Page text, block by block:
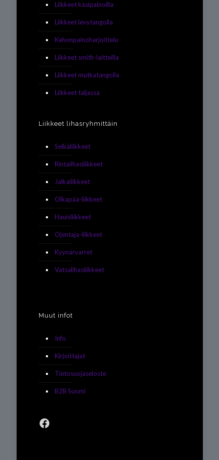
Liikkeet käsipainoilla
Liikkeet levytangolla
Kehonpainoharjoittelu
Liikkeet smith-laitteilla
Liikkeet mutkatangolla
Liikkeet taljassa
Liikkeet lihasryhmittäin
Selkäliikkeet
Rintalihasliikkeet
Jalkaliikkeet
Olkapää-liikkeet
Hauisliikkeet
Ojentaja-liikkeet
Kyynärvarret
Vatsalihasliikkeet
Muut infot
Info
Kirjoittajat
Tietosuojaseloste
B2B Suomi
Facebook